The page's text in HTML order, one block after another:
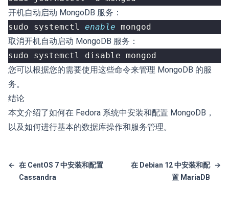
开机自动启动 MongoDB 服务：
sudo systemctl enable
取消开机自动启动 MongoDB 服务：
您可以根据您的需要使用这些命令来管理 MongoDB 的服
务。
结论
本文介绍了如何在 Fedora 系统中安装和配置 MongoDB，
以及如何进行基本的数据库操作和服务管理。
← 在 CentOS 7 中安装和配置
Cassandra
在 Debian 12 中安装和配
置 MariaDB
→